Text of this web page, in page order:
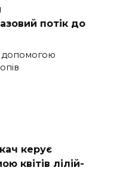
потік до
допомогою
керує
квітів лілій-